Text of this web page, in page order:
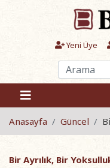
Yeni Üye
Anasayfa Güncel
Bir Ayrılık, Bir